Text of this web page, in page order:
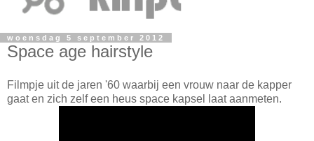
woensdag 5 september 2012
Space age hairstyle
Filmpje uit de jaren '60 waarbij een vrouw naar de kapper
gaat en zich zelf een heus space kapsel laat aanmeten.